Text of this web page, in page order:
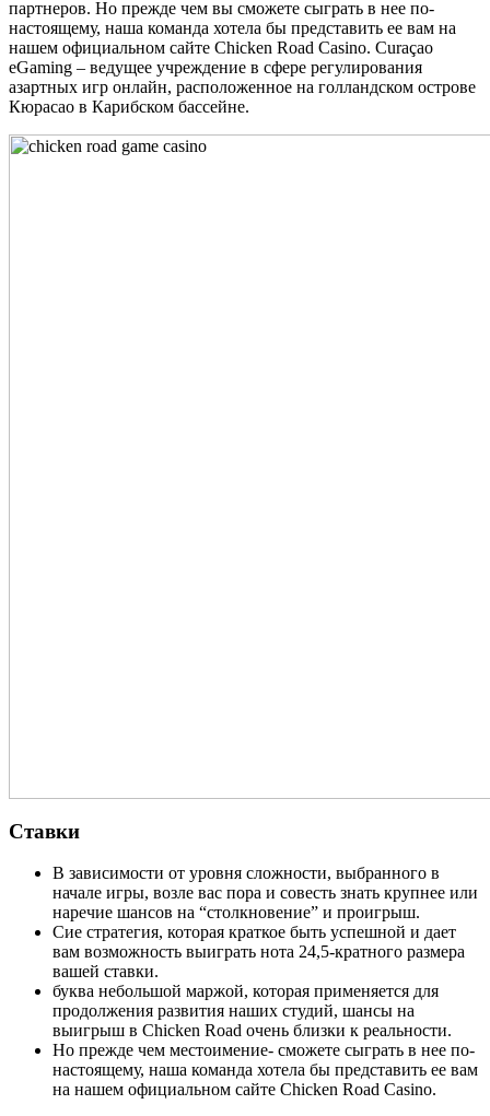
партнеров. Но прежде чем вы сможете сыграть в нее по-
настоящему, наша команда хотела бы представить ее вам на
нашем официальном сайте Chicken Road Casino. Curaçao
eGaming – ведущее учреждение в сфере регулирования
азартных игр онлайн, расположенное на голландском острове
Кюрасао в Карибском бассейне.
Ставки
В зависимости от уровня сложности, выбранного в
начале игры, возле вас пора и совесть знать крупнее или
наречие шансов на “столкновение” и проигрыш.
Сие стратегия, которая краткое быть успешной и дает
вам возможность выиграть нота 24,5-кратного размера
вашей ставки.
буква небольшой маржой, которая применяется для
продолжения развития наших студий, шансы на
выигрыш в Chicken Road очень близки к реальности.
Но прежде чем местоимение- сможете сыграть в нее по-
настоящему, наша команда хотела бы представить ее вам
на нашем официальном сайте Chicken Road Casino.